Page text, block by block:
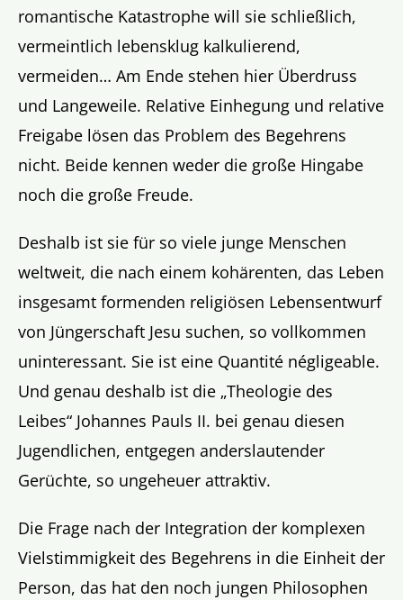
romantische Katastrophe will sie schließlich,
vermeintlich lebensklug kalkulierend,
vermeiden… Am Ende stehen hier Überdruss
und Langeweile. Relative Einhegung und relative
Freigabe lösen das Problem des Begehrens
nicht. Beide kennen weder die große Hingabe
noch die große Freude.
Deshalb ist sie für so viele junge Menschen
weltweit, die nach einem kohärenten, das Leben
insgesamt formenden religiösen Lebensentwurf
von Jüngerschaft Jesu suchen, so vollkommen
uninteressant. Sie ist eine Quantité négligeable.
Und genau deshalb ist die „Theologie des
Leibes“ Johannes Pauls II. bei genau diesen
Jugendlichen, entgegen anderslautender
Gerüchte, so ungeheuer attraktiv.
Die Frage nach der Integration der komplexen
Vielstimmigkeit des Begehrens in die Einheit der
Person, das hat den noch jungen Philosophen